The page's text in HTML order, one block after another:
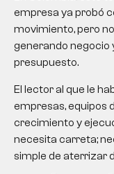
empresa ya probó
movimiento, pero
generando negocio
presupuesto.
El lector al que le
empresas, equipos
crecimiento y
necesita carreta;
simple de aterrizar